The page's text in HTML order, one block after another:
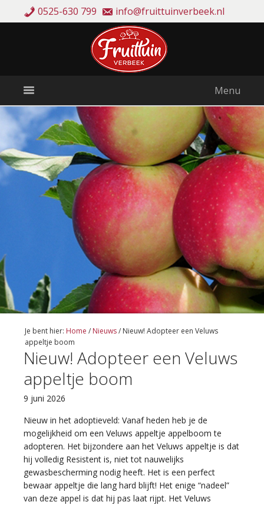
0525-630 799 info@fruittuinverbeek.nl
Menu
Je bent hier: Home / Nieuws/ Nieuw! Adopteer een Veluws
appeltje boom
Nieuw! Adopteer een Veluws
appeltje boom
9 juni 2026
Nieuw in het adoptieveld: Vanaf heden heb je de
mogelijkheid om een Veluws appeltje appelboom te
adopteren. Het bijzondere aan het Veluws appeltje is dat
hij volledig Resistent is, niet tot nauwelijks
gewasbescherming nodig heeft. Het is een perfect
bewaar appeltje die lang hard blijft! Het enige “nadeel”
van deze appel is dat hij pas laat rijpt. Het Veluws